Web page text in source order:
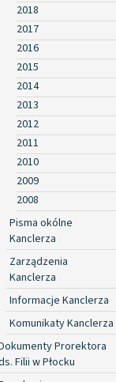
2018
2017
2016
2015
2014
2013
2012
2011
2010
2009
2008
Pisma okólne
Kanclerza
Zarządzenia
Kanclerza
Informacje Kanclerza
Komunikaty Kanclerza
Prorektora
Filii w Płocku